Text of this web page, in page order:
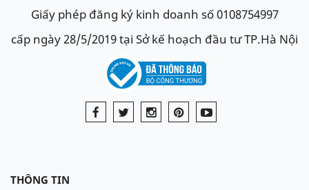
Giấy phép đăng ký kinh doanh số 0108754997
cấp ngày 28/5/2019 tại Sở kế hoạch đầu tư TP.Hà Nội
THÔNG TIN